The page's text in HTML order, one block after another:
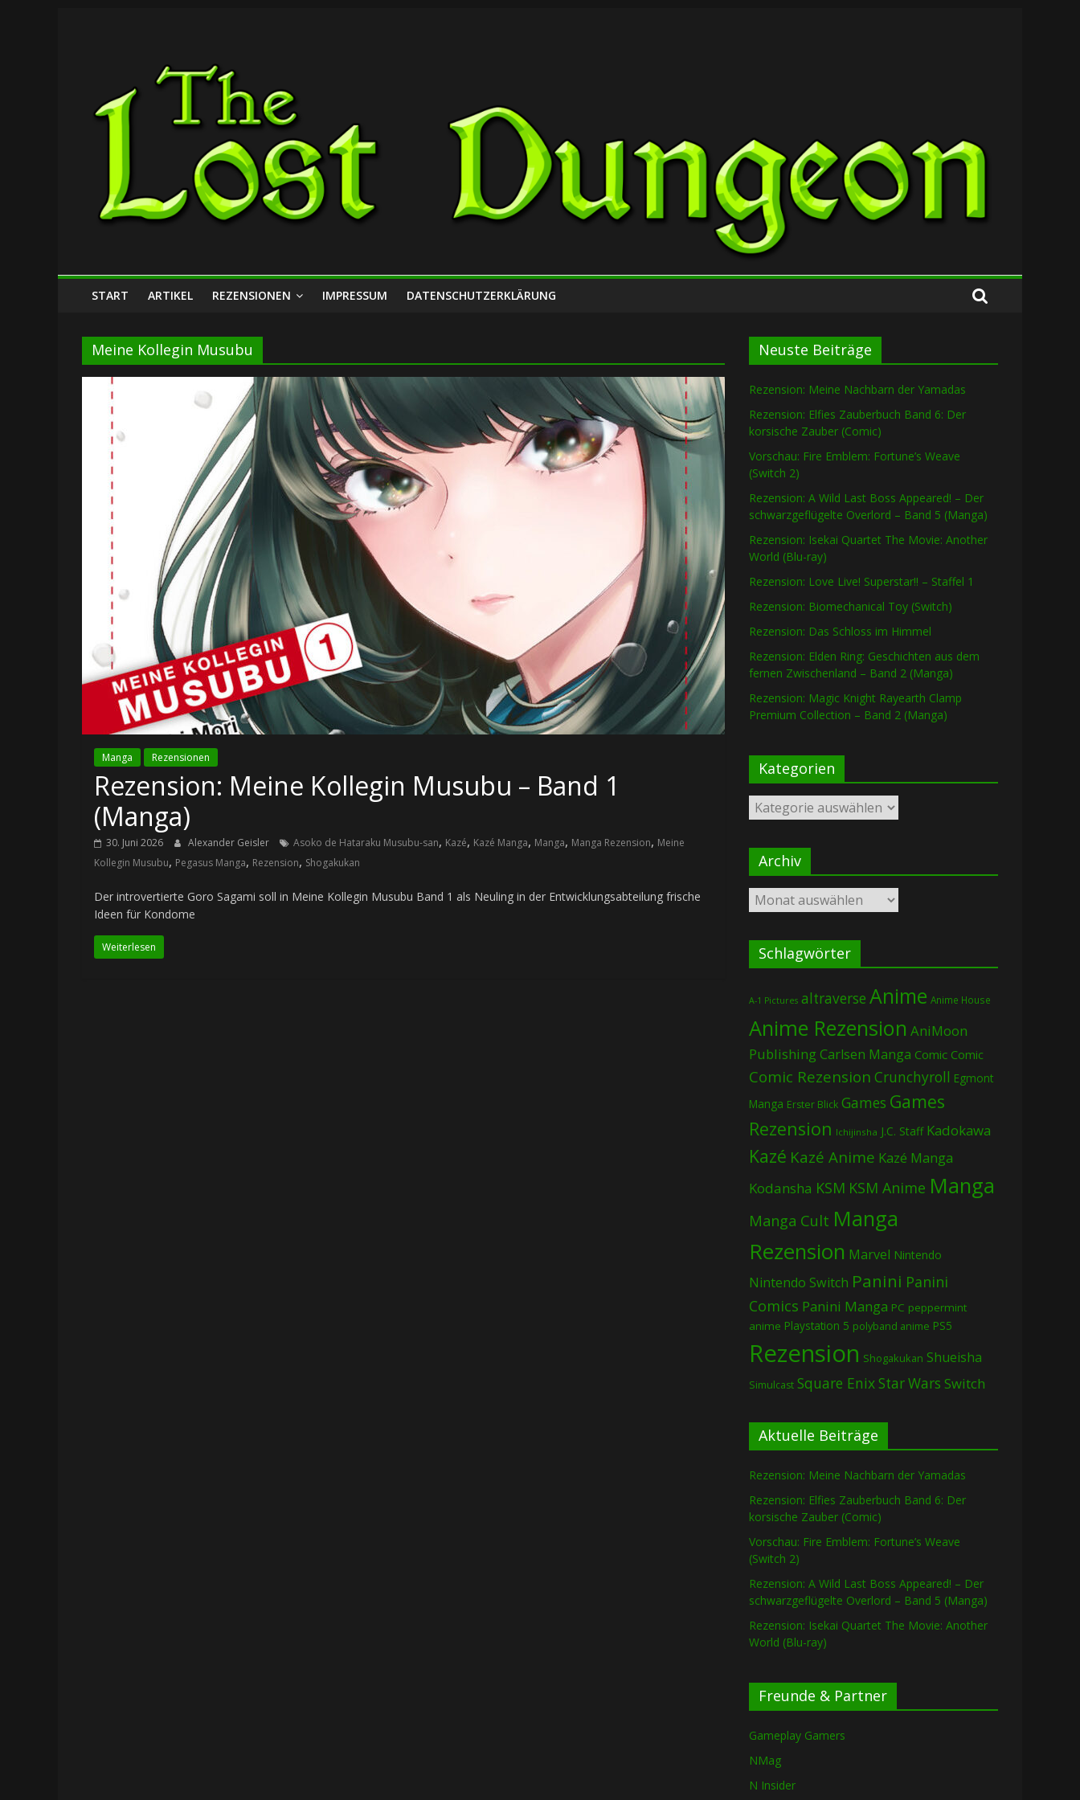
Lost
Dungeon
START ARTIKEL REZENSIONEN IMPRESSUM DATENSCHUTZERKLÄRUNG
Meine Kollegin Musubu
Manga Rezensionen
Rezension: Meine Kollegin Musubu – Band 1
(Manga)
30. Juni 2026 Alexander Geisler Asoko de Hataraku Musubu-san, Kazé, Kazé Manga, Manga, Manga Rezension, Meine
Kollegin Musubu, Pegasus Manga, Rezension, Shogakukan
Der introvertierte Goro Sagami soll in Meine Kollegin Musubu Band 1 als Neuling in der Entwicklungsabteilung frische
Ideen für Kondome
Weiterlesen
Neuste Beiträge
Rezension: Meine Nachbarn der Yamadas
Rezension: Elfies Zauberbuch Band 6: Der
korsische Zauber (Comic)
Vorschau: Fire Emblem: Fortune’s Weave
(Switch 2)
Rezension: A Wild Last Boss Appeared! – Der
schwarzgeflügelte Overlord – Band 5 (Manga)
Rezension: Isekai Quartet The Movie: Another
World (Blu-ray)
Rezension: Love Live! Superstar!! – Staffel 1
Rezension: Biomechanical Toy (Switch)
Rezension: Das Schloss im Himmel
Rezension: Elden Ring: Geschichten aus dem
fernen Zwischenland – Band 2 (Manga)
Rezension: Magic Knight Rayearth Clamp
Premium Collection – Band 2 (Manga)
Kategorien
Kategorien
Archiv
Archiv
Schlagwörter
A-1 Pictures altraverse Anime Anime House
Anime Rezension AniMoon
PublishingCarlsen Manga Comic Comic
Comic Rezension Crunchyroll Egmont
Manga Erster Blick Games Games
Rezension Ichijinsha J.C. Staff Kadokawa
Kazé Kazé Anime Kazé Manga
Kodansha KSM KSM Anime Manga
Manga Cult Manga
Rezension Marvel Nintendo
Nintendo Switch Panini Panini
Comics Panini Manga PC peppermint
anime Playstation 5 polyband anime PS5
Rezension Shogakukan Shueisha
Simulcast Square EnixStar Wars Switch
Aktuelle Beiträge
Rezension: Meine Nachbarn der Yamadas
Rezension: Elfies Zauberbuch Band 6: Der
korsische Zauber (Comic)
Vorschau: Fire Emblem: Fortune’s Weave
(Switch 2)
Rezension: A Wild Last Boss Appeared! – Der
schwarzgeflügelte Overlord – Band 5 (Manga)
Rezension: Isekai Quartet The Movie: Another
World (Blu-ray)
Freunde & Partner
Gameplay Gamers
NMag
N Insider